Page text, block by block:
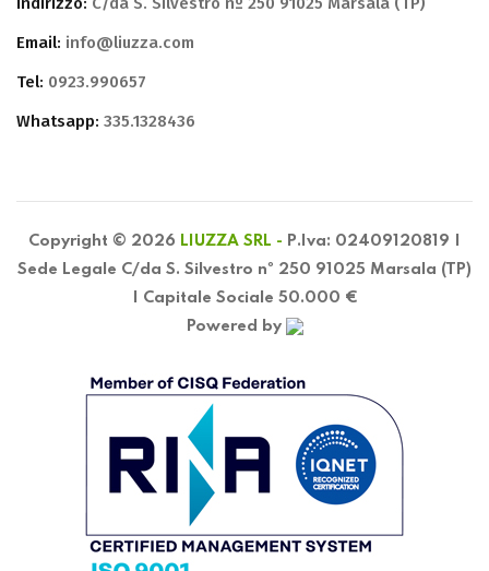
Email: info@liuzza.com
Tel: 0923.990657
Whatsapp: 335.1328436
Copyright © 2026 LIUZZA SRL - P.Iva: 02409120819 |
Sede Legale C/da S. Silvestro nº 250 91025 Marsala (TP)
| Capitale Sociale 50.000 €
Powered by